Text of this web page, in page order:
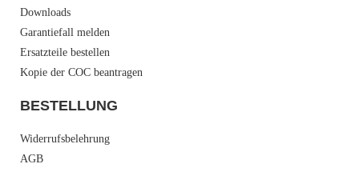
Downloads
Garantiefall melden
Ersatzteile bestellen
Kopie der COC beantragen
BESTELLUNG
Widerrufsbelehrung
AGB